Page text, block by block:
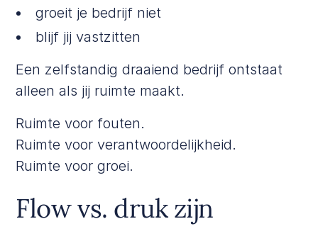
groeit je bedrijf niet
blijf jij vastzitten
Een zelfstandig draaiend bedrijf ontstaat
alleen als jij ruimte maakt.
Ruimte voor fouten.
Ruimte voor verantwoordelijkheid.
Ruimte voor groei.
Flow vs. druk zijn